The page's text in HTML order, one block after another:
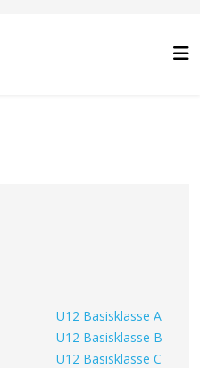
U12 Basisklasse A
U12 Basisklasse B
U12 Basisklasse C